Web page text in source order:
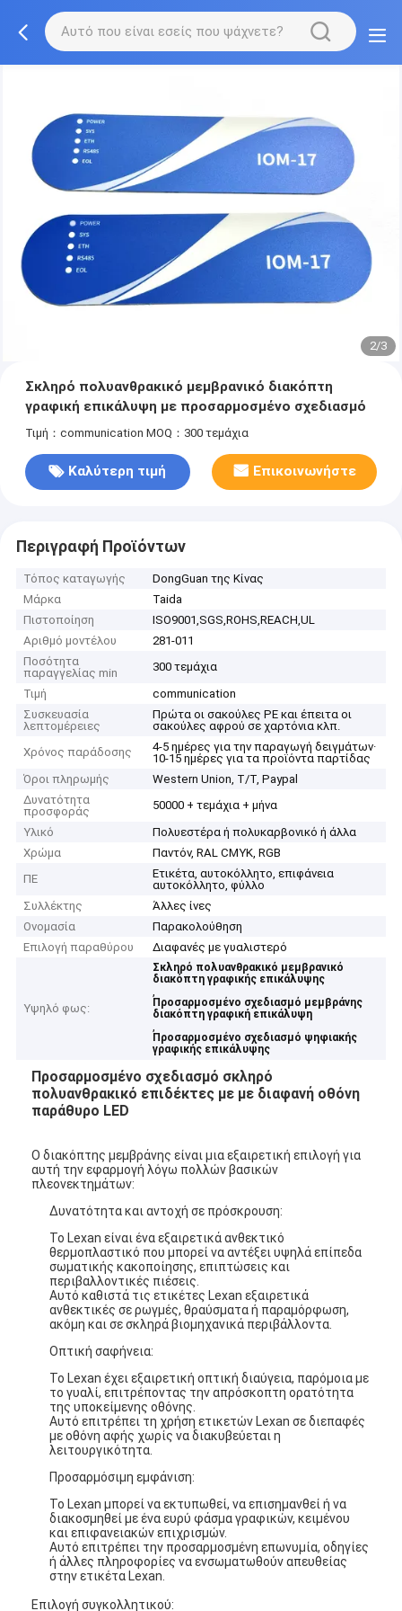
2/3
Σκληρό πολυανθρακικό μεμβρανικό διακόπτη
γραφική επικάλυψη με προσαρμοσμένο σχεδιασμό
Τιμή：communication MOQ：300 τεμάχια
Καλύτερη τιμή Επικοινωνήστε
Περιγραφή Προϊόντων
Τόπος καταγωγής
DongGuan της Κίνας
Μάρκα
Taida
Πιστοποίηση
ISO9001,SGS,ROHS,REACH,UL
Αριθμό μοντέλου
281-011
Ποσότητα
παραγγελίας min
300 τεμάχια
Τιμή
communication
Συσκευασία
λεπτομέρειες
Πρώτα οι σακούλες PE και έπειτα οι
σακούλες αφρού σε χαρτόνια κλπ.
Χρόνος παράδοσης
4-5 ημέρες για την παραγωγή δειγμάτων·
10-15 ημέρες για τα προϊόντα παρτίδας
Όροι πληρωμής
Western Union, T/T, Paypal
Δυνατότητα
προσφοράς
50000 + τεμάχια + μήνα
Υλικό
Πολυεστέρα ή πολυκαρβονικό ή άλλα
Χρώμα
Παντόν, RAL CMYK, RGB
ΠΕ
Ετικέτα, αυτοκόλλητο, επιφάνεια
αυτοκόλλητο, φύλλο
Συλλέκτης
Άλλες ίνες
Ονομασία
Παρακολούθηση
Επιλογή παραθύρου
Διαφανές με γυαλιστερό
Υψηλό φως:
Σκληρό πολυανθρακικό μεμβρανικό
διακόπτη γραφικής επικάλυψης
,
Προσαρμοσμένο σχεδιασμό μεμβράνης
διακόπτη γραφική επικάλυψη
,
Προσαρμοσμένο σχεδιασμό ψηφιακής
γραφικής επικάλυψης
Προσαρμοσμένο σχεδιασμό σκληρό
πολυανθρακικό επιδέκτες με με διαφανή οθόνη
παράθυρο LED
Ο διακόπτης μεμβράνης είναι μια εξαιρετική επιλογή για
αυτή την εφαρμογή λόγω πολλών βασικών
πλεονεκτημάτων:
Δυνατότητα και αντοχή σε πρόσκρουση:
Το Lexan είναι ένα εξαιρετικά ανθεκτικό
θερμοπλαστικό που μπορεί να αντέξει υψηλά επίπεδα
σωματικής κακοποίησης, επιπτώσεις και
περιβαλλοντικές πιέσεις.
Αυτό καθιστά τις ετικέτες Lexan εξαιρετικά
ανθεκτικές σε ρωγμές, θραύσματα ή παραμόρφωση,
ακόμη και σε σκληρά βιομηχανικά περιβάλλοντα.
Οπτική σαφήνεια:
Το Lexan έχει εξαιρετική οπτική διαύγεια, παρόμοια με
το γυαλί, επιτρέποντας την απρόσκοπτη ορατότητα
της υποκείμενης οθόνης.
Αυτό επιτρέπει τη χρήση ετικετών Lexan σε διεπαφές
με οθόνη αφής χωρίς να διακυβεύεται η
λειτουργικότητα.
Προσαρμόσιμη εμφάνιση:
Το Lexan μπορεί να εκτυπωθεί, να επισημανθεί ή να
διακοσμηθεί με ένα ευρύ φάσμα γραφικών, κειμένου
και επιφανειακών επιχρισμών.
Αυτό επιτρέπει την προσαρμοσμένη επωνυμία, οδηγίες
ή άλλες πληροφορίες να ενσωματωθούν απευθείας
στην ετικέτα Lexan.
Επιλογή συγκολλητικού: